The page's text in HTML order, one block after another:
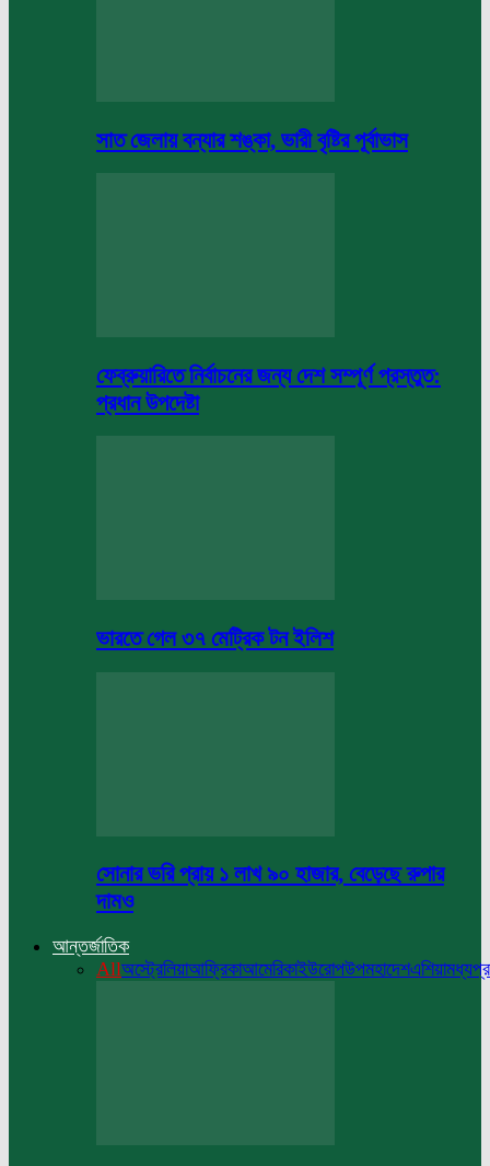
সাত জেলায় বন্যার শঙ্কা, ভারী বৃষ্টির পূর্বাভাস
ফেব্রুয়ারিতে নির্বাচনের জন্য দেশ সম্পূর্ণ প্রস্তুত:
প্রধান উপদেষ্টা
ভারতে গেল ৩৭ মেট্রিক টন ইলিশ
সোনার ভরি প্রায় ১ লাখ ৯০ হাজার, বেড়েছে রুপার
দামও
আন্তর্জাতিক
Allঅস্ট্রেলিয়াআফ্রিকাআমেরিকাইউরোপউপমহাদেশএশিয়া